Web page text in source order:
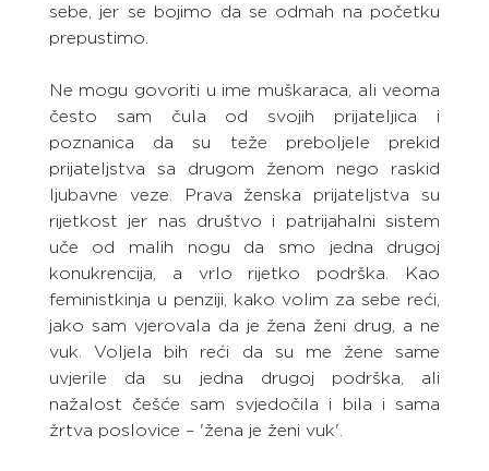
sebe, jer se bojimo da se odmah na početku
prepustimo.
Ne mogu govoriti u ime muškaraca, ali veoma
često sam čula od svojih prijateljica i
poznanica da su teže preboljele prekid
prijateljstva sa drugom ženom nego raskid
ljubavne veze. Prava ženska prijateljstva su
rijetkost jer nas društvo i patrijahalni sistem
uče od malih nogu da smo jedna drugoj
konukrencija, a vrlo rijetko podrška. Kao
feministkinja u penziji, kako volim za sebe reći,
jako sam vjerovala da je žena ženi drug, a ne
vuk. Voljela bih reći da su me žene same
uvjerile da su jedna drugoj podrška, ali
nažalost češće sam svjedočila i bila i sama
žrtva poslovice – 'žena je ženi vuk'.